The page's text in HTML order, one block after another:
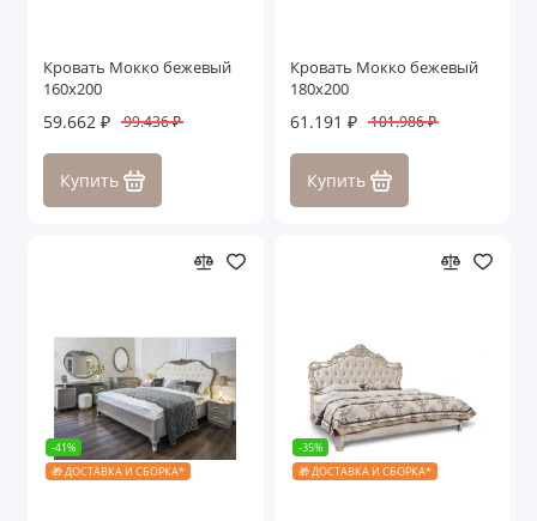
Кровать Мокко бежевый
160х200
59.662 ₽ 99.436 ₽
Купить
Кровать Мокко бежевый
180х200
61.191 ₽ 101.986 ₽
Купить
-41%
🎁 ДОСТАВКА И СБОРКА*
-35%
🎁 ДОСТАВКА И СБОРКА*